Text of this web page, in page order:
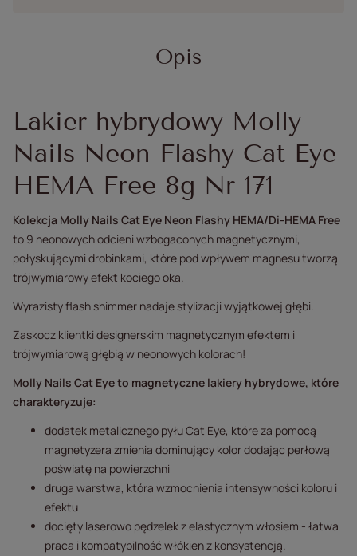
Opis
Lakier hybrydowy Molly
Nails Neon Flashy Cat Eye
HEMA Free 8g Nr 171
Kolekcja Molly Nails Cat Eye Neon Flashy HEMA/Di-HEMA Free
to 9 neonowych odcieni wzbogaconych magnetycznymi,
połyskującymi drobinkami, które pod wpływem magnesu tworzą
trójwymiarowy efekt kociego oka.
Wyrazisty flash shimmer nadaje stylizacji wyjątkowej głębi.
Zaskocz klientki designerskim magnetycznym efektem i
trójwymiarową głębią w neonowych kolorach!
Molly Nails Cat Eye to magnetyczne lakiery hybrydowe, które
charakteryzuje:
dodatek metalicznego pyłu Cat Eye, które za pomocą
magnetyzera zmienia dominujący kolor dodając perłową
poświatę na powierzchni
druga warstwa, która wzmocnienia intensywności koloru i
efektu
docięty laserowo pędzelek z elastycznym włosiem - łatwa
praca i kompatybilność włókien z konsystencją.